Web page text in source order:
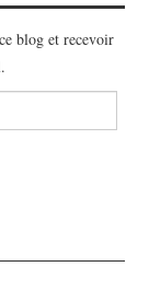
blog et recevoir